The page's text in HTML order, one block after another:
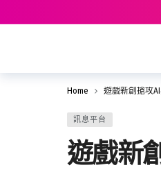
Home 遊戲新創搶攻
訊息平台
遊戲新